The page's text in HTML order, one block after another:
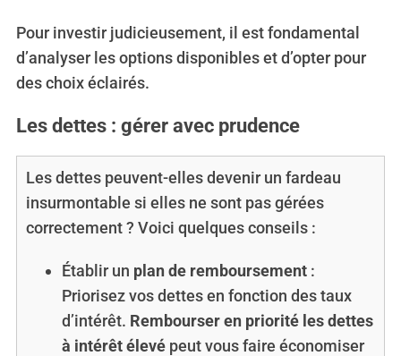
Pour investir judicieusement, il est fondamental
d’analyser les options disponibles et d’opter pour
des choix éclairés.
Les dettes : gérer avec prudence
Les dettes peuvent-elles devenir un fardeau
insurmontable si elles ne sont pas gérées
correctement ? Voici quelques conseils :
Établir un plan de remboursement:
Priorisez vos dettes en fonction des taux
d’intérêt. Rembourser en priorité les dettes
à intérêt élevépeut vous faire économiser
S
e